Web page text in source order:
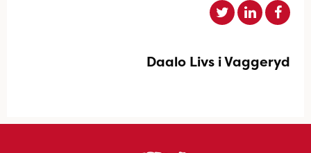
Daalo Livs i Vaggeryd